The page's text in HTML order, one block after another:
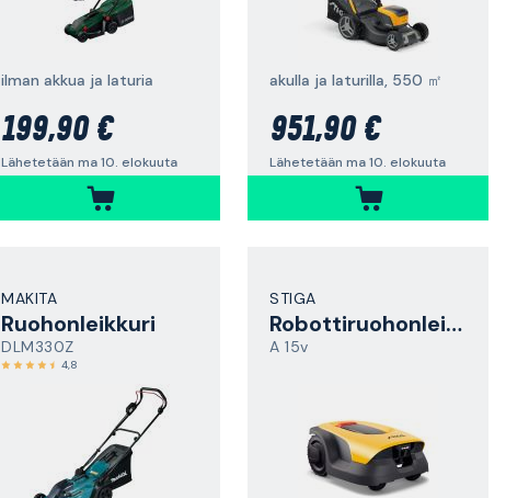
ilman akkua ja laturia
199,90 €
Lähetetään ma 10. elokuuta
akulla ja laturilla, 550 ㎡
951,90 €
Lähetetään ma 10. elokuuta
MAKITA
Ruohonleikkuri
DLM330Z
4,8
STIGA
Robottiruohonleikkuri
A 15v